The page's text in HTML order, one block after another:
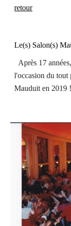
retour
Fest-
Le(s) Salon(s)
Après 17
l'occasion du tout
Mauduit en 2019 !